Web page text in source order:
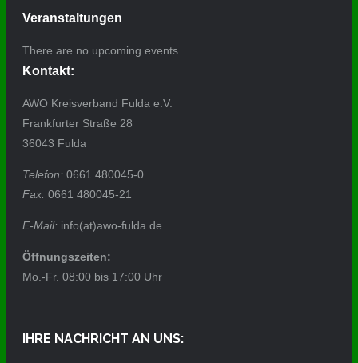
Veranstaltungen
There are no upcoming events.
Kontakt:
AWO Kreisverband Fulda e.V.
Frankfurter Straße 28
36043 Fulda
Telefon: 0661 480045-0
Fax: 0661 480045-21
E-Mail: info(at)awo-fulda.de
Öffnungszeiten:
Mo.-Fr. 08:00 bis 17:00 Uhr
IHRE NACHRICHT AN UNS: